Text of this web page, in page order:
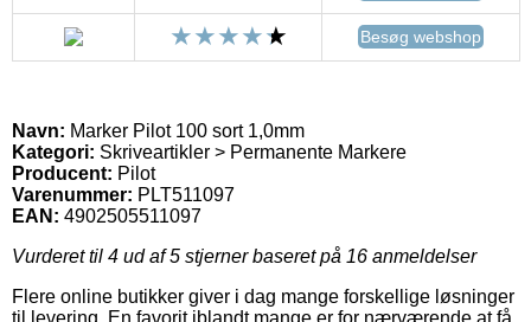
Besøg webshop
Navn: Marker Pilot 100 sort 1,0mm
Kategori: Skriveartikler > Permanente Markere
Producent: Pilot
Varenummer: PLT511097
EAN: 4902505511097
Vurderet til 4 ud af 5 stjerner baseret på 16 anmeldelser
Flere online butikker giver i dag mange forskellige løsninger
til levering. En favorit iblandt mange er for nærværende at få